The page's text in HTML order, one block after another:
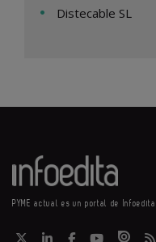
Distecable SL
PYME actual es un portal de Infoedita